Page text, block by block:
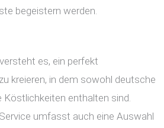
begeistern werden.
es, ein perfekt
kreieren, in dem sowohl deutsche
Köstlichkeiten enthalten sind.
umfasst auch eine Auswahl